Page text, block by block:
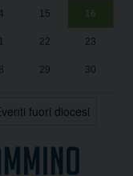
15 16
22 23
29 30
fuori diocesi